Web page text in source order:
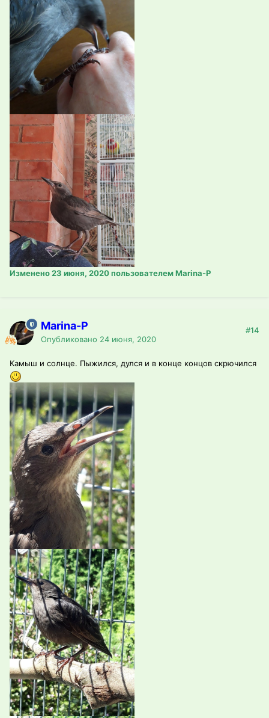
Изменено23 июня, 2020пользователем Marina-P
Marina-P
Опубликовано 24 июня, 2020
#14
Камыш и солнце. Пыжился, дулся и в конце концов скрючился